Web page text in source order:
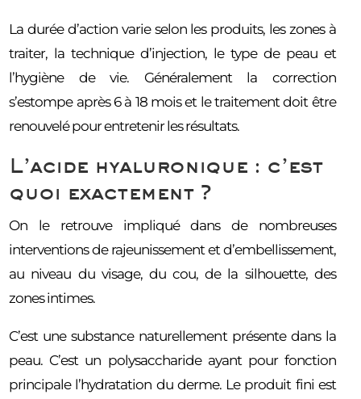
La durée d’action varie selon les produits, les zones à
traiter, la technique d’injection, le type de peau et
l’hygiène de vie. Généralement la correction
s’estompe après 6 à 18 mois et le traitement doit être
renouvelé pour entretenir les résultats.
L’acide hyaluronique : c’est
quoi exactement ?
On le retrouve impliqué dans de nombreuses
interventions de rajeunissement et d’embellissement,
au niveau du visage, du cou, de la silhouette, des
zones intimes.
C’est une substance naturellement présente dans la
peau. C’est un polysaccharide ayant pour fonction
principale l’hydratation du derme. Le produit fini est